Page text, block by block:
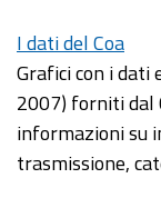
I dati del Coa
Grafici con i dati
2007) forniti dal
informazioni su
trasmissione,